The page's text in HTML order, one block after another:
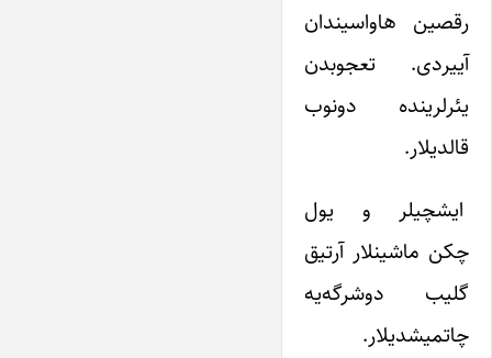
رقصین هاواسیندان
آییردی. تعجوبدن
یئرلرینده دونوب
قالدیلار.
ایشچیلر و یول
چکن ماشینلار آرتیق
گلیب دوشرگه‌‌یه
چاتمیشدیلار.